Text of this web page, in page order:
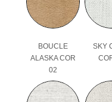
BOUCLE
ALASKA COR
02
SKY